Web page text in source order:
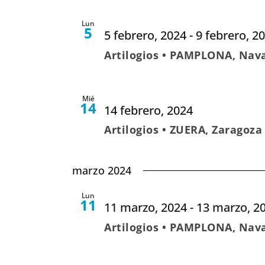
Lun
5 5 febrero, 2024- 9 febrero,
Artilogios • PAMPLONA,
Mié
14 14 febrero, 2024
Artilogios • ZUERA, Zaragoza
marzo 2024
Lun
11 11 marzo, 2024- 13 marzo,
Artilogios • PAMPLONA,